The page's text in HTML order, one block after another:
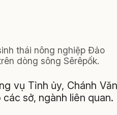
thái nông nghiệp Đảo
dòng sông Sêrêpốk.
vụ Tỉnh ủy, Chánh Văn
sở, ngành liên quan.